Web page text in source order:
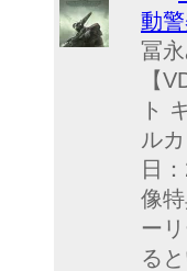
動
冨
【
ト
ル
日
像
ー
る